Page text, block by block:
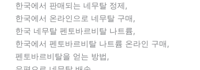
한국에서 판매되는 네무탈 정제,
한국에서 온라인으로 네무탈 구매,
한국 네무탈 펜토바르비탈 나트륨,
한국에서 펜토바르비탈 나트륨 온라인 구매,
펜토바르비탈을 얻는 방법,